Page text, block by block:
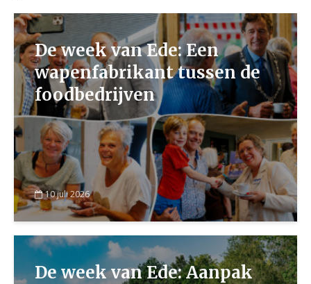
De week van Ede: Een
wapenfabrikant tussen de
foodbedrijven
10 juli 2026
De week van Ede: Aanpak